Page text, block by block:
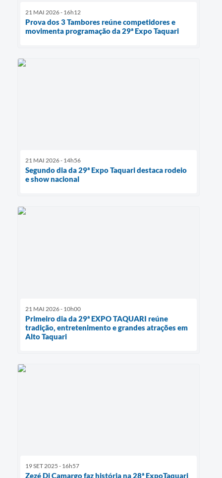
21 MAI 2026 - 16h12
Prova dos 3 Tambores reúne competidores e
movimenta programação da 29ª Expo Taquari
21 MAI 2026 - 14h56
Segundo dia da 29ª Expo Taquari destaca rodeio
e show nacional
21 MAI 2026 - 10h00
Primeiro dia da 29ª EXPO TAQUARI reúne
tradição, entretenimento e grandes atrações em
Alto Taquari
19 SET 2025 - 16h57
Zezé Di Camargo faz história na 28ª ExpoTaquari